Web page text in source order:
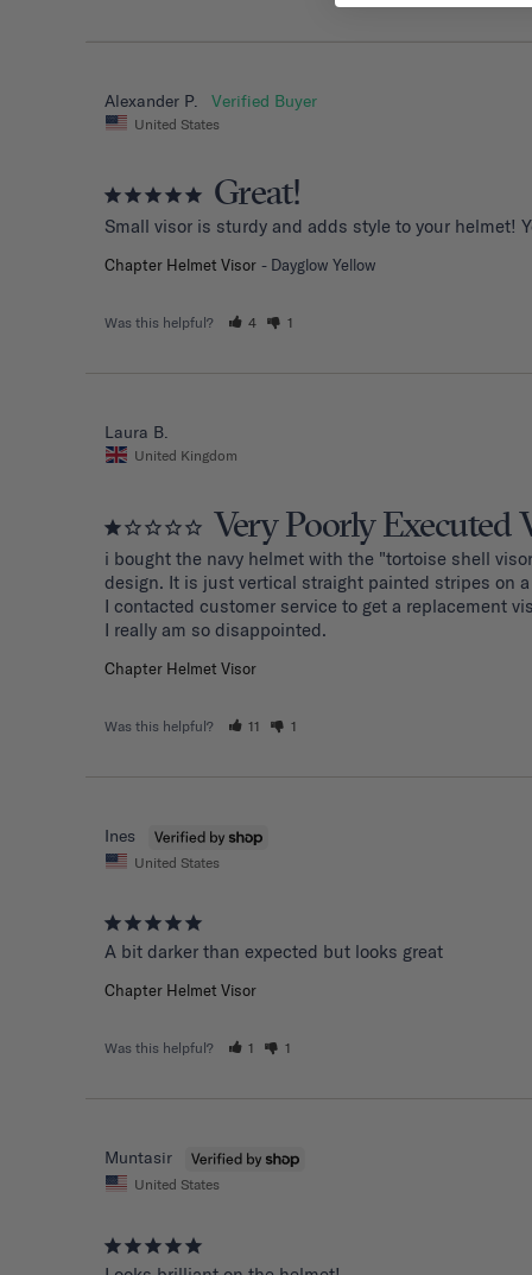
Alexander P.
United States
Great!
Small visor is sturdy and adds style to your helmet!
Chapter Helmet Visor Dayglow Yellow
Was this helpful? 4 1
Laura B.
United Kingdom
Very Poorly Executed
i bought the navy helmet with the "tortoise shell
design. It is just vertical straight painted stripes on
I contacted customer service to get a replacement
I really am so disappointed.
Chapter Helmet Visor
Was this helpful? 11 1
Ines
United States
A bit darker than expected but looks great
Chapter Helmet Visor
Was this helpful? 1 1
Muntasir
United States